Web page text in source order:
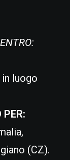
luogo
PER:
(CZ).